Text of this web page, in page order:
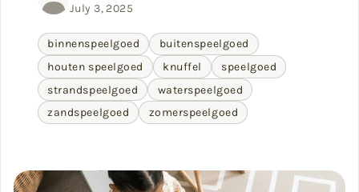
July 3, 2025
binnenspeelgoed
buitenspeelgoed
houten speelgoed
knuffel
speelgoed
strandspeelgoed
waterspeelgoed
zandspeelgoed
zomerspeelgoed